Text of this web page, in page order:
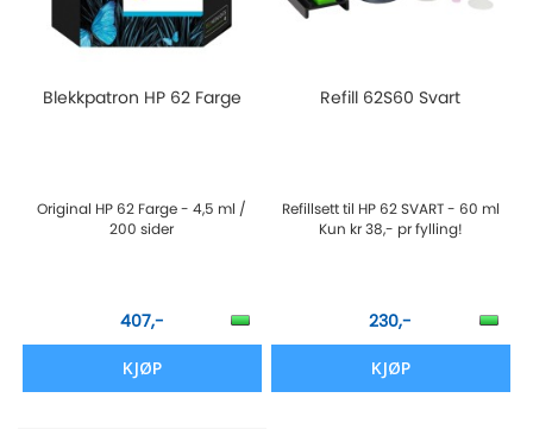
Blekkpatron HP 62 Farge
Original HP 62 Farge - 4,5 ml /
200 sider
407,-
KJØP
Refill 62S60 Svart
Refillsett til HP 62 SVART - 60 ml
Kun kr 38,- pr fylling!
230,-
KJØP